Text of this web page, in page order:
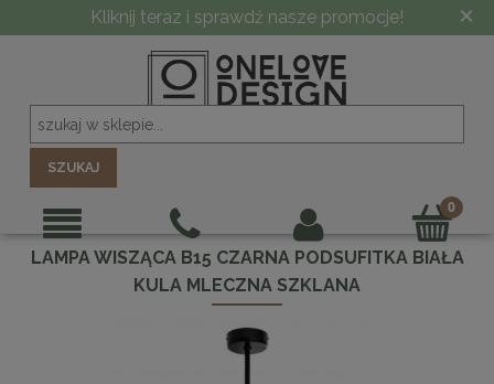
Kliknij teraz i sprawdź nasze promocje! ×
SZUKAJ
LAMPA WISZĄCA B15 CZARNA PODSUFITKA BIAŁA
KULA MLECZNA SZKLANA